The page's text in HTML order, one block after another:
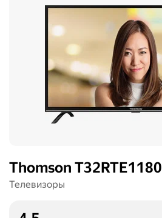
Thomson T32RTE1180
Телевизоры